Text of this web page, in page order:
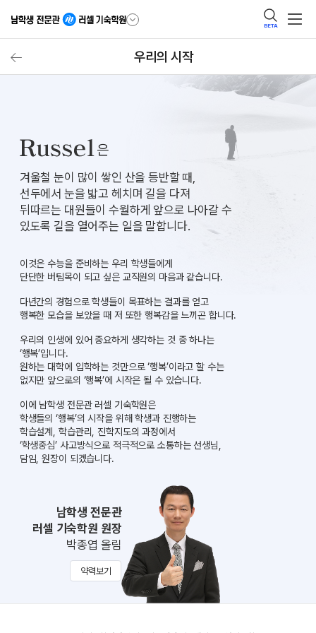
BETA
우리의 시작
은
겨울철 눈이 많이 쌓인 산을 등반할 때,
선두에서 눈을 밟고 헤치며 길을 다져
뒤따르는 대원들이 수월하게 앞으로 나아갈 수
있도록 길을 열어주는 일을 말합니다.
이것은 수능을 준비하는 우리 학생들에게
단단한 버팀목이 되고 싶은 교직원의 마음과 같습니다.
다년간의 경험으로 학생들이 목표하는 결과를 얻고
행복한 모습을 보았을 때 저 또한 행복감을 느끼곤 합니다.
우리의 인생에 있어 중요하게 생각하는 것 중 하나는
‘행복’입니다.
원하는 대학에 입학하는 것만으로 ‘행복’이라고 할 수는
없지만 앞으로의 ‘행복’에 시작은 될 수 있습니다.
이에 남학생 전문관 러셀 기숙학원은
학생들의 ‘행복’의 시작을 위해학생과 진행하는
학습설계, 학습관리, 진학지도의 과정에서
‘학생중심’ 사고방식으로 적극적으로 소통하는 선생님,
담임, 원장이 되겠습니다.
남학생 전문관
러셀 기숙학원 원장
박종엽 올림
약력보기